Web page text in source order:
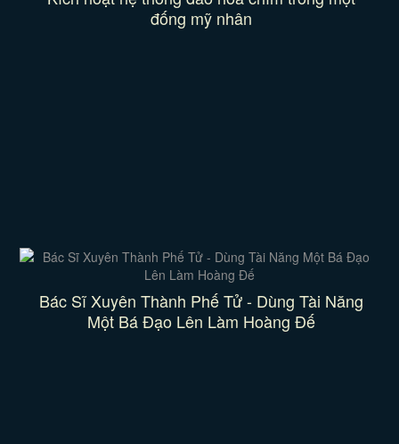
đống mỹ nhân
Bác Sĩ Xuyên Thành Phế Tử - Dùng Tài Năng
Một Bá Đạo Lên Làm Hoàng Đế